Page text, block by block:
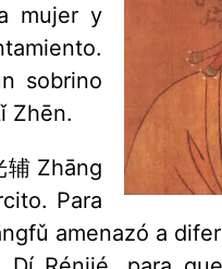
mujer y
sobrino
Zhēn.
辅 Zhāng
Para
amenazó a